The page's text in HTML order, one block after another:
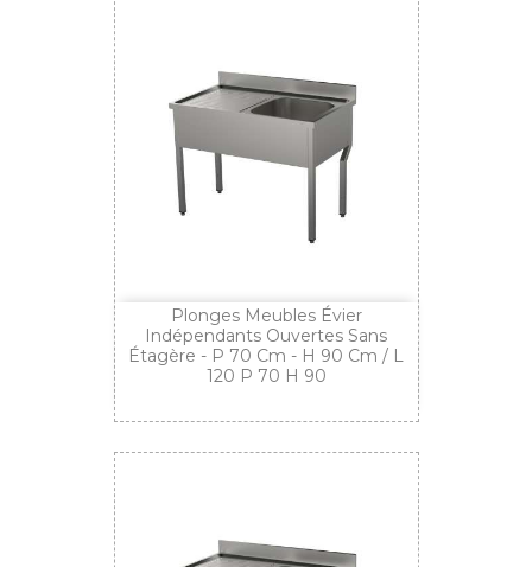
Plonges Meubles Évier
Indépendants Ouvertes Sans
Étagère - P 70 Cm - H 90 Cm / L
120 P 70 H 90